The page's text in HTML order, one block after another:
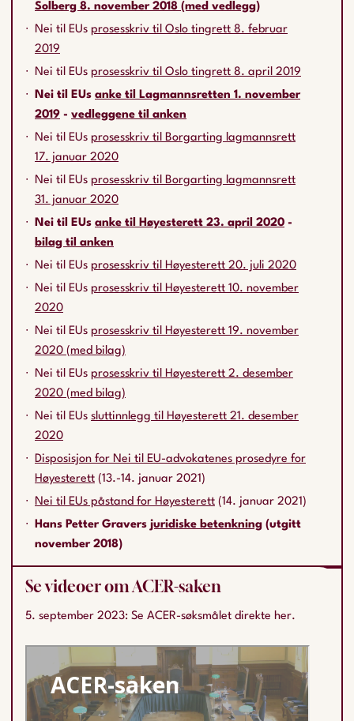
Solberg 8. november 2018 (med vedlegg)
Nei til EUs prosesskriv til Oslo tingrett 8. februar
2019
Nei til EUs prosesskriv til Oslo tingrett 8. april 2019
Nei til EUs anke til Lagmannsretten 1. november
2019 - vedleggene til anken
Nei til EUs prosesskriv til Borgarting lagmannsrett
17. januar 2020
Nei til EUs prosesskriv til Borgarting lagmannsrett
31. januar 2020
Nei til EUs anke til Høyesterett 23. april 2020 -
bilag til anken
Nei til EUs prosesskriv til Høyesterett 20. juli 2020
Nei til EUs prosesskriv til Høyesterett 10. november
2020
Nei til EUs prosesskriv til Høyesterett 19. november
2020 (med bilag)
Nei til EUs prosesskriv til Høyesterett 2. desember
2020 (med bilag)
Nei til EUs sluttinnlegg til Høyesterett 21. desember
2020
Disposisjon for Nei til EU-advokatenes prosedyre for
Høyesterett (13.-14. januar 2021)
Nei til EUs påstand for Høyesterett (14. januar 2021)
Hans Petter Gravers juridiske betenkning (utgitt
november 2018)
Se videoer om ACER-saken
5. september 2023: Se ACER-søksmålet direkte her.